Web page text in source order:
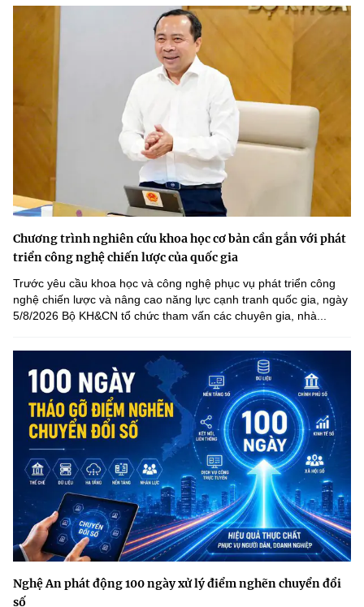
Chương trình nghiên cứu khoa học cơ bản cần gắn với phát
triển công nghệ chiến lược của quốc gia
Trước yêu cầu khoa học và công nghệ phục vụ phát triển công
nghệ chiến lược và nâng cao năng lực cạnh tranh quốc gia, ngày
5/8/2026 Bộ KH&CN tổ chức tham vấn các chuyên gia, nhà...
Nghệ An phát động 100 ngày xử lý điểm nghẽn chuyển đổi
số